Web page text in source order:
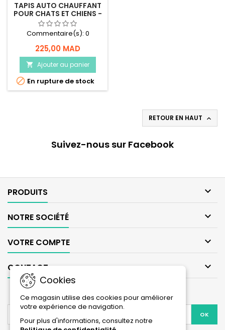
TAPIS AUTO CHAUFFANT
POUR CHATS ET CHIENS -
CANIJESS
Commentaire(s): 0
225,00 MAD
 Ajouter au panier
 En rupture de stock
RETOUR EN HAUT 
Suivez-nous sur Facebook
PRODUITS 
NOTRE SOCIÉTÉ 
VOTRE COMPTE 
CONTACT 
Cookies
Ce magasin utilise des cookies pour améliorer
votre expérience de navigation.
Pour plus d'informations, consultez notre
LETTRE D'INFORMATIONS